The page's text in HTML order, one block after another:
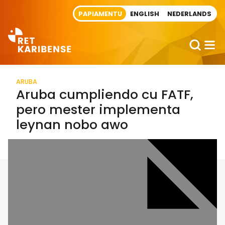
PAPIAMENTU ENGLISH NEDERLANDS
ARUBA
Aruba cumpliendo cu FATF,
pero mester implementa
leynan nobo awo